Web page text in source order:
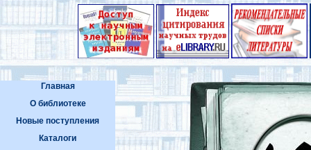
Главная
О библиотеке
Новые поступления
Каталоги